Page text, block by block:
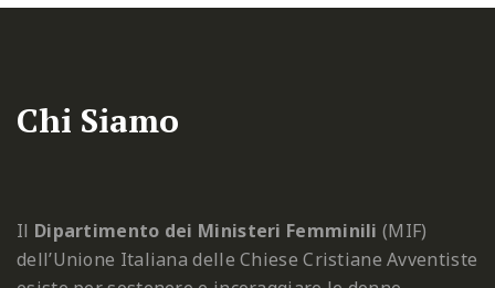
Chi Siamo
Il Dipartimento dei Ministeri Femminili (MIF)
dell’Unione Italiana delle Chiese Cristiane Avventiste